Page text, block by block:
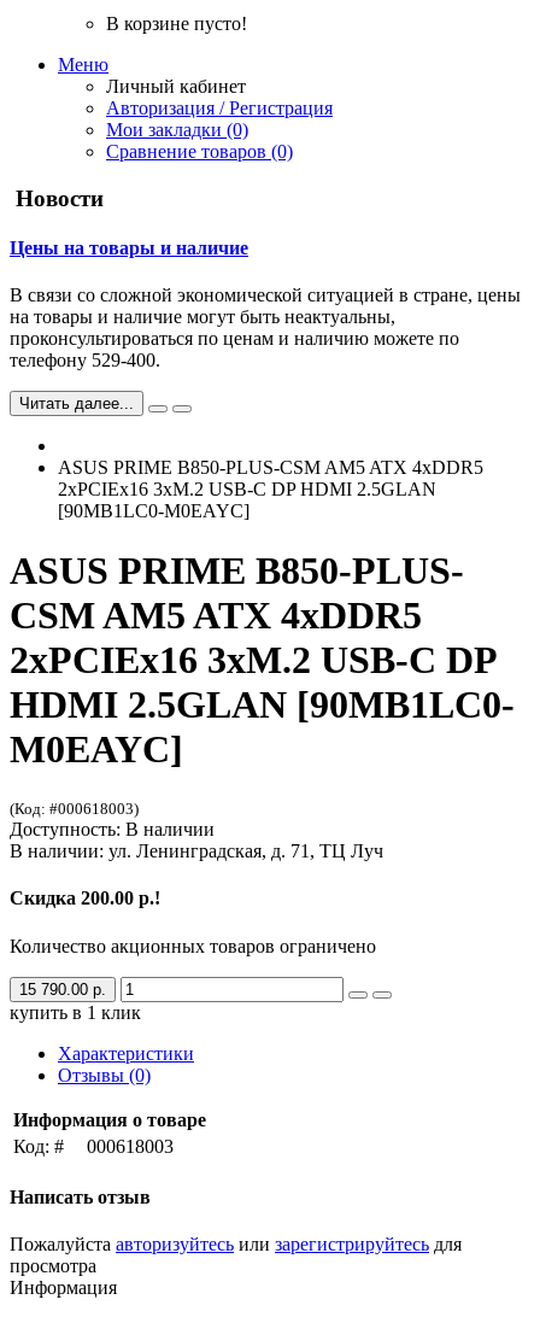
В корзине пусто!
Меню
Личный кабинет
Авторизация / Регистрация
Мои закладки (0)
Сравнение товаров (0)
Новости
Цены на товары и наличие
В связи со сложной экономической ситуацией в стране, цены
на товары и наличие могут быть неактуальны,
проконсультироваться по ценам и наличию можете по
телефону 529-400.
Читать далее...
ASUS PRIME B850-PLUS-CSM AM5 ATX 4xDDR5
2xPCIEx16 3xM.2 USB-C DP HDMI 2.5GLAN
[90MB1LC0-M0EAYC]
ASUS PRIME B850-PLUS-
CSM AM5 ATX 4xDDR5
2xPCIEx16 3xM.2 USB-C DP
HDMI 2.5GLAN [90MB1LC0-
M0EAYC]
(Код: #000618003)
Доступность: В наличии
В наличии: ул. Ленинградская, д. 71, ТЦ Луч
Скидка 200.00 р.!
Количество акционных товаров ограничено
15 790.00 р.
купить в 1 клик
Характеристики
Отзывы (0)
Информация о товаре
Код: #
000618003
Написать отзыв
Пожалуйста авторизуйтесь или зарегистрируйтесь для
просмотра
Информация